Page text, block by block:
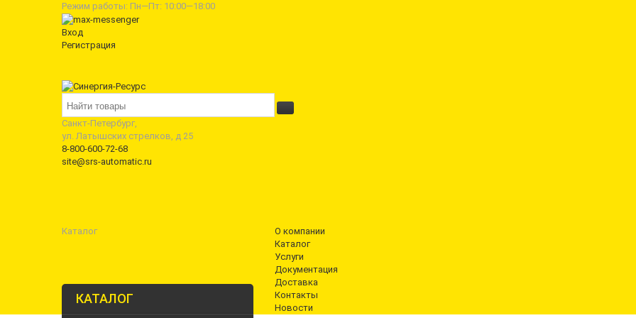
Режим работы: Пн—Пт: 10:00—18:00
Вход
Регистрация
Санкт-Петербург,
ул. Латышских стрелков, д 25
8-800-600-72-68
site@srs-automatic.ru
Каталог
О компании
Каталог
Услуги
Документация
Доставка
Контакты
Новости
КАТАЛОГ